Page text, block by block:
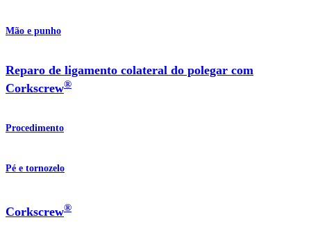
Mão e punho
Reparo de ligamento colateral do polegar com
Corkscrew®
Procedimento
Pé e tornozelo
Corkscrew®